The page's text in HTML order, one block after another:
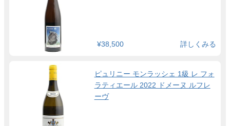
¥38,500 詳しくみる
ピュリニー モンラッシェ 1級 レ フォ
ラティエール 2022 ドメーヌ ルフレ
ーヴ